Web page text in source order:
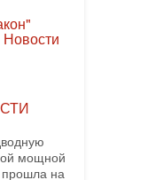
не
мощной
на